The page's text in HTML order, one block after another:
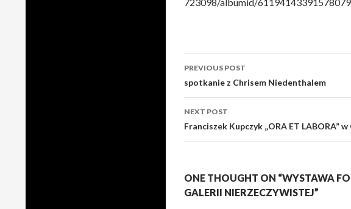
Post
navigation
PREVIOUS POST
spotkanie z Chrisem Niedenthalem
NEXT POST
Franciszek Kupczyk „ORA ET LABORA” w
ONE THOUGHT ON “WYSTAWA
GALERII NIERZECZYWISTEJ”